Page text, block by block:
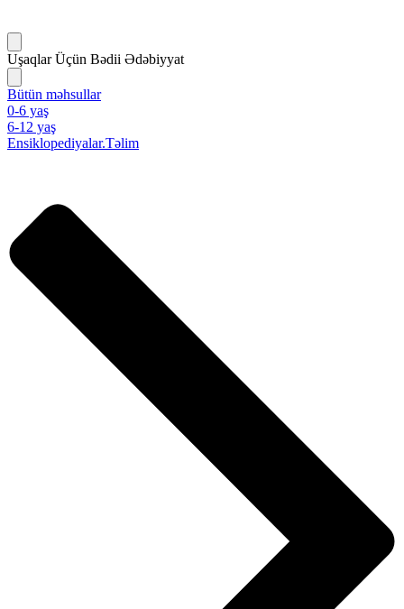
Uşaqlar Üçün Bədii Ədəbiyyat
Bütün məhsullar
0-6 yaş
6-12 yaş
Ensiklopediyalar.Təlim